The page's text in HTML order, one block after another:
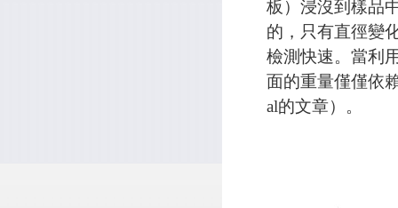
板）浸沒到樣品
的，只有直徑變
檢測快速。當利
面的重量僅僅依
al的文章）。